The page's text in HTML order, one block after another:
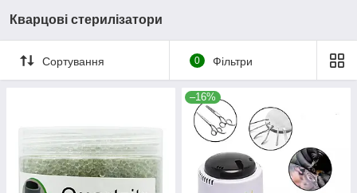
Кварцові стерилізатори
Сортування 0 Фільтри
–16%